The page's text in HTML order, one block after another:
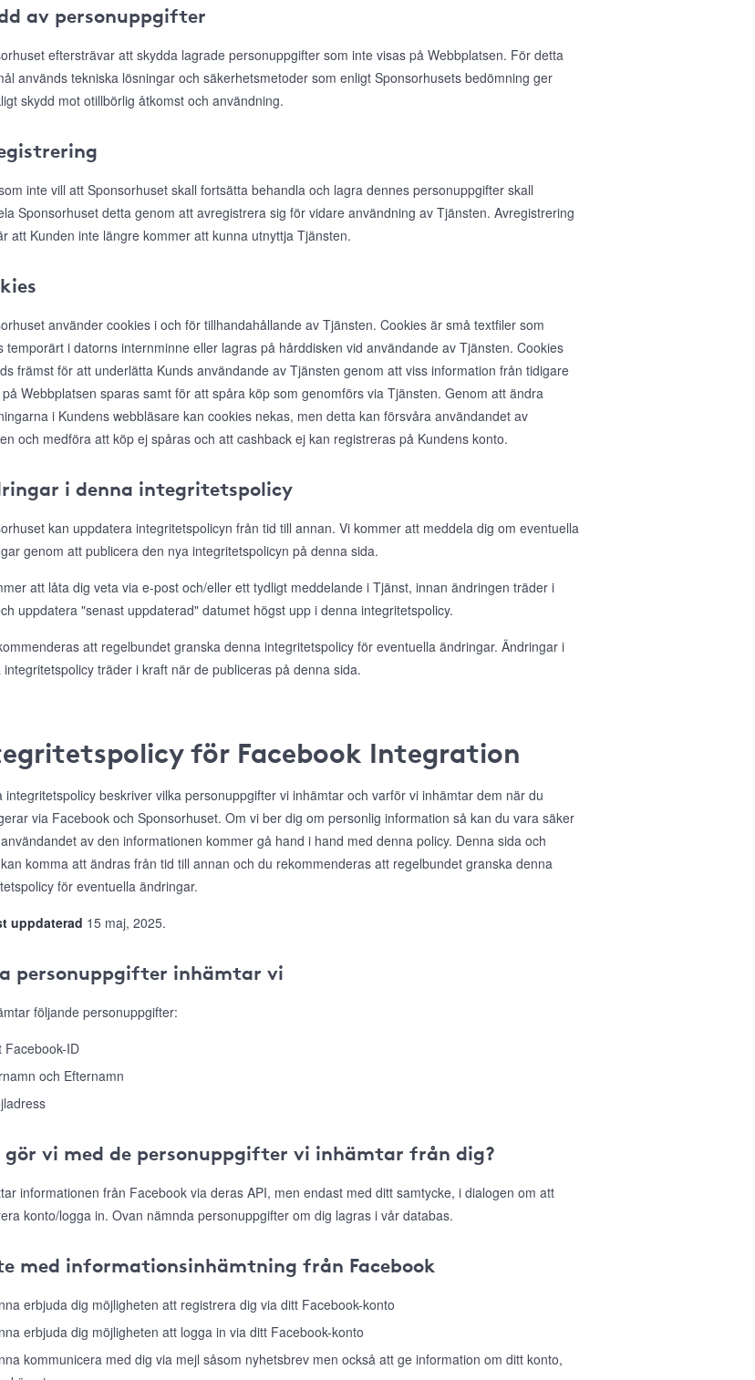
av personuppgifter
eftersträvar att skydda lagrade personuppgifter som inte visas på Webbplatsen. För detta
används tekniska lösningar och säkerhetsmetoder som enligt Sponsorhusets bedömning ger
skydd mot otillbörlig åtkomst och användning.
inte vill att Sponsorhuset skall fortsätta behandla och lagra dennes personuppgifter skall
Sponsorhuset detta genom att avregistrera sig för vidare användning av Tjänsten. Avregistrering
att Kunden inte längre kommer att kunna utnyttja Tjänsten.
använder cookies i och för tillhandahållande av Tjänsten. Cookies är små textfiler som
temporärt i datorns internminne eller lagras på hårddisken vid användande av Tjänsten. Cookies
främst för att underlätta Kunds användande av Tjänsten genom att viss information från tidigare
Webbplatsen sparas samt för att spåra köp som genomförs via Tjänsten. Genom att ändra
i Kundens webbläsare kan cookies nekas, men detta kan försvåra användandet av
och medföra att köp ej spåras och att cashback ej kan registreras på Kundens konto.
i denna integritetspolicy
kan uppdatera integritetspolicyn från tid till annan. Vi kommer att meddela dig om eventuella
genom att publicera den nya integritetspolicyn på denna sida.
att låta dig veta via e-post och/eller ett tydligt meddelande i Tjänst, innan ändringen träder i
uppdatera "senast uppdaterad" datumet högst upp i denna integritetspolicy.
att regelbundet granska denna integritetspolicy för eventuella ändringar. Ändringar i
integritetspolicy träder i kraft när de publiceras på denna sida.
för Facebook Integration
integritetspolicy beskriver vilka personuppgifter vi inhämtar och varför vi inhämtar dem när du
via Facebook och Sponsorhuset. Om vi ber dig om personlig information så kan du vara säker
av den informationen kommer gå hand i hand med denna policy. Denna sida och
komma att ändras från tid till annan och du rekommenderas att regelbundet granska denna
för eventuella ändringar.
uppdaterad 15 maj, 2025.
personuppgifter inhämtar vi
följande personuppgifter:
Facebook-ID
och Efternamn
gör vi med de personuppgifter vi inhämtar från dig?
informationen från Facebook via deras API, men endast med ditt samtycke, i dialogen om att
konto/logga in. Ovan nämnda personuppgifter om dig lagras i vår databas.
med informationsinhämtning från Facebook
erbjuda dig möjligheten att registrera dig via ditt Facebook-konto
erbjuda dig möjligheten att logga in via ditt Facebook-konto
kommunicera med dig via mejl såsom nyhetsbrev men också att ge information om ditt konto,